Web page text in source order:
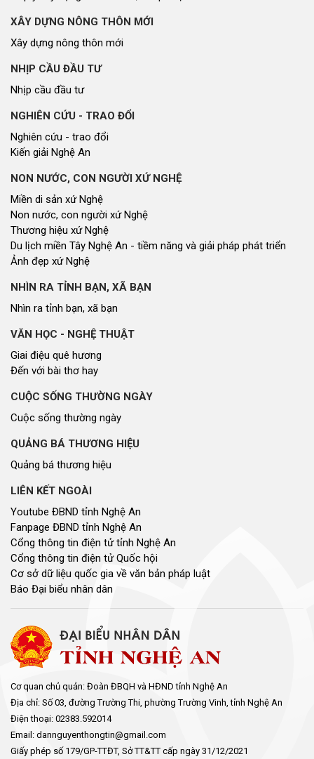
XÂY DỰNG NÔNG THÔN MỚI
Xây dựng nông thôn mới
NHỊP CẦU ĐẦU TƯ
Nhịp cầu đầu tư
NGHIÊN CỨU - TRAO ĐỔI
Nghiên cứu - trao đổi
Kiến giải Nghệ An
NON NƯỚC, CON NGƯỜI XỨ NGHỆ
Miền di sản xứ Nghệ
Non nước, con người xứ Nghệ
Thương hiệu xứ Nghệ
Du lịch miền Tây Nghệ An - tiềm năng và giải pháp phát triển
Ảnh đẹp xứ Nghệ
NHÌN RA TỈNH BẠN, XÃ BẠN
Nhìn ra tỉnh bạn, xã bạn
VĂN HỌC - NGHỆ THUẬT
Giai điệu quê hương
Đến với bài thơ hay
CUỘC SỐNG THƯỜNG NGÀY
Cuộc sống thường ngày
QUẢNG BÁ THƯƠNG HIỆU
Quảng bá thương hiệu
LIÊN KẾT NGOÀI
Youtube ĐBND tỉnh Nghệ An
Fanpage ĐBND tỉnh Nghệ An
Cổng thông tin điện tử tỉnh Nghệ An
Cổng thông tin điện tử Quốc hội
Cơ sở dữ liệu quốc gia về văn bản pháp luật
Báo Đại biểu nhân dân
Cơ quan chủ quản: Đoàn ĐBQH và HĐND tỉnh Nghệ An
Địa chỉ: Số 03, đường Trường Thi, phường Trường Vinh, tỉnh Nghệ An
Điện thoại: 02383.592014
Email: dannguyenthongtin@gmail.com
Giấy phép số 179/GP-TTĐT, Sở TT&TT cấp ngày 31/12/2021